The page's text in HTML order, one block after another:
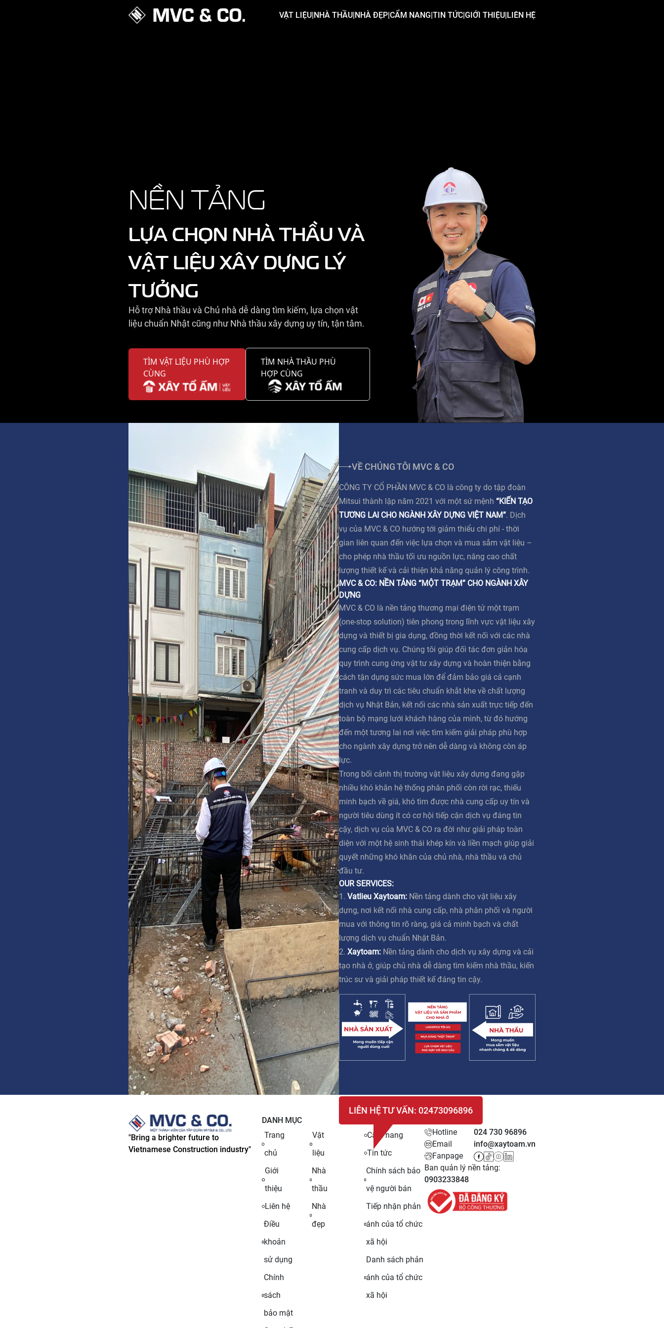
VẬT LIỆU|NHÀ THẦU|NHÀ ĐẸP|CẨM NANG|TIN TỨC|GIỚI THIỆU|LIÊN HỆ
NỀN TẢNG
LỰA CHỌN NHÀ THẦU VÀ
VẬT LIỆU XÂY DỰNG LÝ
TƯỞNG
Hỗ trợ Nhà thầu và Chủ nhà dễ dàng tìm kiếm, lựa chọn vật
liệu chuẩn Nhật cũng như Nhà thầu xây dựng uy tín, tận tâm.
TÌM VẬT LIỆU PHÙ HỢP
CÙNG
TÌM NHÀ THẦU PHÙ
HỢP CÙNG
VỀ CHÚNG TÔI MVC & CO
CÔNG TY CỔ PHẦN MVC & CO là công ty do tập đoàn
Mitsui thành lập năm 2021 với một sứ mệnh “KIẾN TẠO
TƯƠNG LAI CHO NGÀNH XÂY DỰNG VIỆT NAM”. Dịch
vụ của MVC & CO hướng tới giảm thiểu chi phí - thời
gian liên quan đến việc lựa chọn và mua sắm vật liệu –
cho phép nhà thầu tối ưu nguồn lực, nâng cao chất
lượng thiết kế và cải thiện khả năng quản lý công trình.
MVC & CO: NỀN TẢNG “MỘT TRẠM” CHO NGÀNH XÂY
DỰNG
MVC & CO là nền tảng thương mại điện tử một trạm
(one-stop solution) tiên phong trong lĩnh vực vật liệu xây
dựng và thiết bị gia dụng, đồng thời kết nối với các nhà
cung cấp dịch vụ. Chúng tôi giúp đối tác đơn giản hóa
quy trình cung ứng vật tư xây dựng và hoàn thiện bằng
cách tận dụng sức mua lớn để đảm bảo giá cả cạnh
tranh và duy trì các tiêu chuẩn khắt khe về chất lượng
dịch vụ Nhật Bản, kết nối các nhà sản xuất trực tiếp đến
toàn bộ mạng lưới khách hàng của mình, từ đó hướng
đến một tương lai nơi việc tìm kiếm giải pháp phù hợp
cho ngành xây dựng trở nên dễ dàng và không còn áp
lực.
Trong bối cảnh thị trường vật liệu xây dựng đang gặp
nhiều khó khăn hệ thống phân phối còn rời rạc, thiếu
minh bạch về giá, khó tìm được nhà cung cấp uy tín và
người tiêu dùng ít có cơ hội tiếp cận dịch vụ đáng tin
cậy, dịch vụ của MVC & CO ra đời như giải pháp toàn
diện với một hệ sinh thái khép kín và liền mạch giúp giải
quyết những khó khăn của chủ nhà, nhà thầu và chủ
đầu tư.
OUR SERVICES:
1. Vatlieu Xaytoam: Nền tảng dành cho vật liệu xây
dựng, nơi kết nối nhà cung cấp, nhà phân phối và người
mua với thông tin rõ ràng, giá cả minh bạch và chất
lượng dịch vụ chuẩn Nhật Bản.
2. Xaytoam: Nền tảng dành cho dịch vụ xây dựng và cải
tạo nhà ở, giúp chủ nhà dễ dàng tìm kiếm nhà thầu, kiến
trúc sư và giải pháp thiết kế đáng tin cậy.
LIÊN HỆ TƯ VẤN: 02473096896
"Bring a brighter future to
Vietnamese Construction industry"
DANH MỤC
Trang
chủ
Giới
thiệu
Liên hệ
Điều
khoản
sử dụng
Chính
sách
bảo mật
Vật
liệu
Nhà
thầu
Nhà
đẹp
Cẩm nang
Tin tức
Chính sách bảo
vệ người bán
Tiếp nhận phản
ánh của tổ chức
xã hội
Danh sách phản
ánh của tổ chức
xã hội
Hotline
024 730 96896
Email
info@xaytoam.vn
Fanpage
Ban quản lý nền tảng:
0903233848